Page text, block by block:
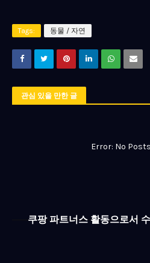
Tags: 동물 / 자연
관심 있을 만한 글
Error: No
쿠팡 파트너스 활동으로서